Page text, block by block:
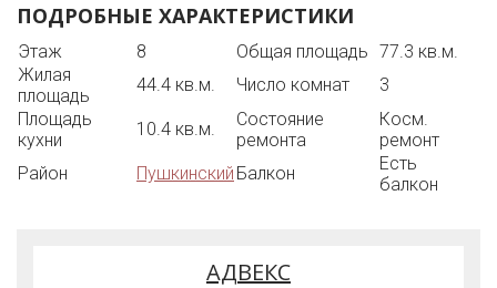
сады, магазины и другие социально значимые объекты.
Прямая продажа.
4 совершеннолетних собственника.
Квартира не имеет обременений и долгов.
Продаётся без мебели и бытовой техники.
Отличный вариант для семейного проживания.
ПОДРОБНЫЕ ХАРАКТЕРИСТИКИ
Этаж 8 Общая площадь 77.3 кв.м.
Жилая
площадь
44.4 кв.м. Число комнат
3
Площадь
кухни
10.4 кв.м.
Состояние
ремонта
Косм.
ремонт
Район
Пушкинский Балкон
Есть
балкон
АДВЕКС